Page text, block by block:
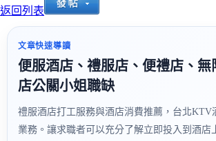
返回列表
文章快速導讀
便服酒店、禮服店、便禮店、無
店公關小姐職缺
禮服酒店打工服務與酒店消費推薦，台北KTV
業務。讓求職者可以充分了解立即投入到酒店